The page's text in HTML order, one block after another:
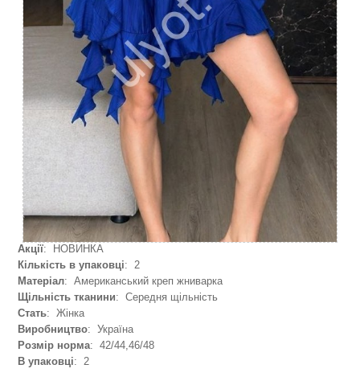
Акції: НОВИНКА
Кількість в упаковці: 2
Матеріал: Американський креп жниварка
Щільність тканини: Середня щільність
Стать: Жінка
Виробництво: Україна
Розмір норма: 42/44,46/48
В упаковці: 2